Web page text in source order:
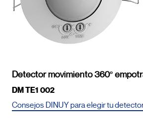
Detector movimiento 360º
DM TE1 002
Consejos DINUY para elegir tu